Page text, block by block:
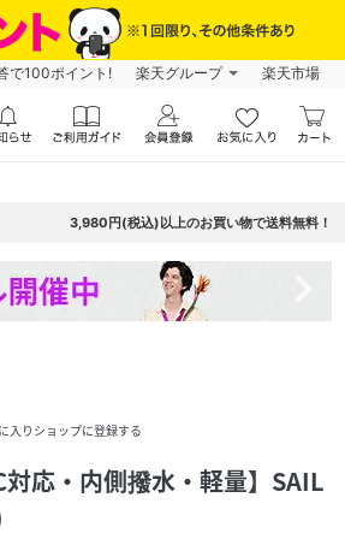
で100ポイント! 楽天グループ 楽天市場
3,980円(税込)以上のお買い物で送料無料！
入りショップに登録する
対応・内側撥水・軽量】SAIL